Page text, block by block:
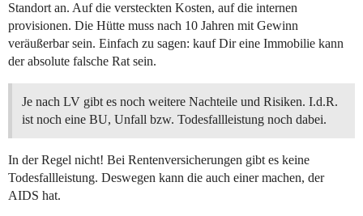
Standort an. Auf die versteckten Kosten, auf die internen
provisionen. Die Hütte muss nach 10 Jahren mit Gewinn
veräußerbar sein. Einfach zu sagen: kauf Dir eine Immobilie kann
der absolute falsche Rat sein.
Je nach LV gibt es noch weitere Nachteile und Risiken. I.d.R.
ist noch eine BU, Unfall bzw. Todesfallleistung noch dabei.
In der Regel nicht! Bei Rentenversicherungen gibt es keine
Todesfallleistung. Deswegen kann die auch einer machen, der
AIDS hat.